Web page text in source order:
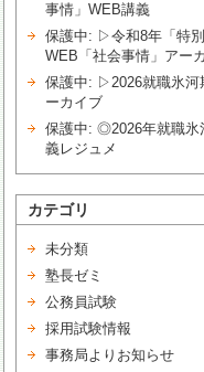
事情」WEB講義
保護中: ▷令和8年「特
WEB「社会事情」アー
保護中: ▷2026就職氷
ーカイブ
保護中: ◎2026年就職
義レジュメ
カテゴリ
未分類
塾長ゼミ
公務員試験
採用試験情報
事務局よりお知らせ